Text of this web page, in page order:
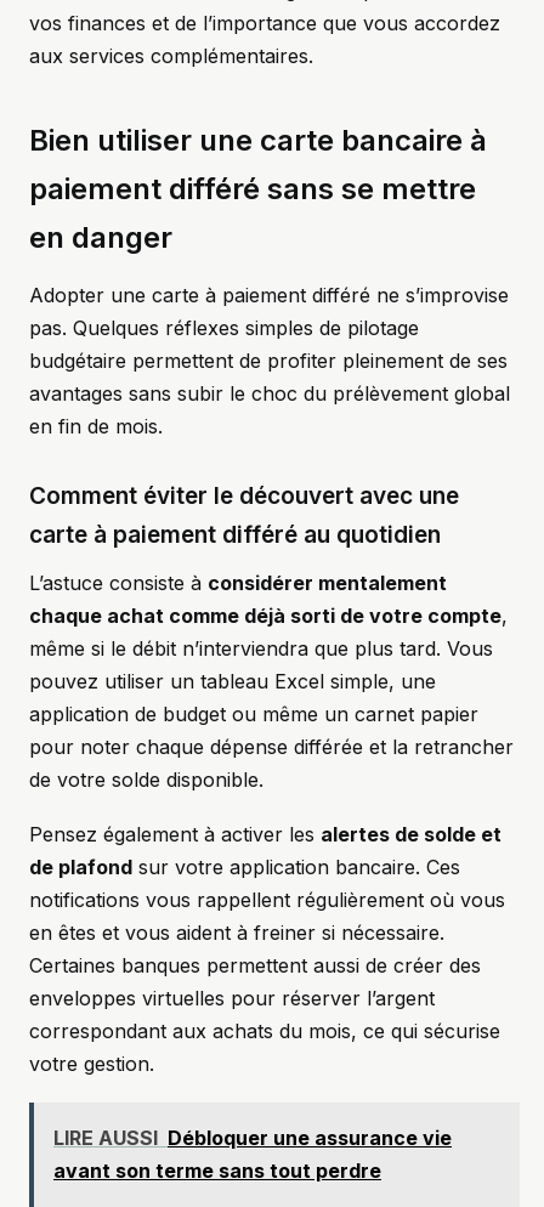
vos finances et de l’importance que vous accordez
aux services complémentaires.
Bien utiliser une carte bancaire à
paiement différé sans se mettre
en danger
Adopter une carte à paiement différé ne s’improvise
pas. Quelques réflexes simples de pilotage
budgétaire permettent de profiter pleinement de ses
avantages sans subir le choc du prélèvement global
en fin de mois.
Comment éviter le découvert avec une
carte à paiement différé au quotidien
L’astuce consiste à considérer mentalement
chaque achat comme déjà sorti de votre compte,
même si le débit n’interviendra que plus tard. Vous
pouvez utiliser un tableau Excel simple, une
application de budget ou même un carnet papier
pour noter chaque dépense différée et la retrancher
de votre solde disponible.
Pensez également à activer les alertes de solde et
de plafond sur votre application bancaire. Ces
notifications vous rappellent régulièrement où vous
en êtes et vous aident à freiner si nécessaire.
Certaines banques permettent aussi de créer des
enveloppes virtuelles pour réserver l’argent
correspondant aux achats du mois, ce qui sécurise
votre gestion.
LIRE AUSSI Débloquer une assurance vie
avant son terme sans tout perdre